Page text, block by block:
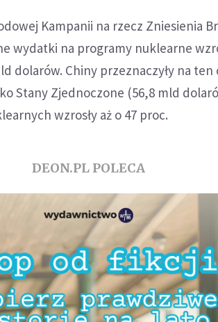
Kampanii na rzecz Zniesienia
wydatki na programy nuklearne
dolarów. Chiny przeznaczyły na ten
Stany Zjednoczone (56,8 mld
wzrosły aż o 47 proc.
DEON.PL POLECA